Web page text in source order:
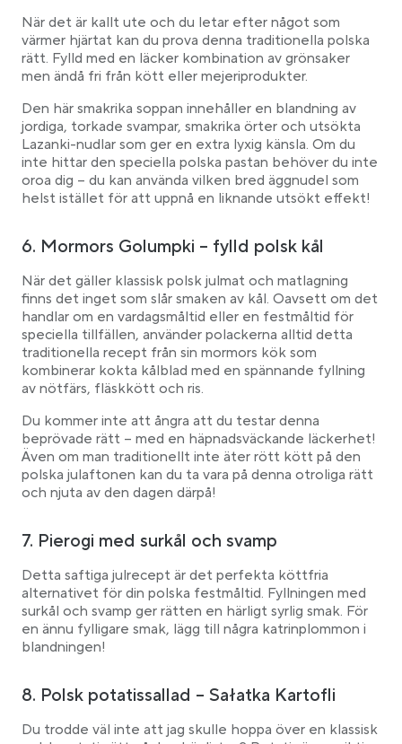
När det är kallt ute och du letar efter något som
värmer hjärtat kan du prova denna traditionella polska
rätt. Fylld med en läcker kombination av grönsaker
men ändå fri från kött eller mejeriprodukter.
Den här smakrika soppan innehåller en blandning av
jordiga, torkade svampar, smakrika örter och utsökta
Lazanki-nudlar som ger en extra lyxig känsla. Om du
inte hittar den speciella polska pastan behöver du inte
oroa dig – du kan använda vilken bred äggnudel som
helst istället för att uppnå en liknande utsökt effekt!
6. Mormors Golumpki – fylld polsk kål
När det gäller klassisk polsk julmat och matlagning
finns det inget som slår smaken av kål. Oavsett om det
handlar om en vardagsmåltid eller en festmåltid för
speciella tillfällen, använder polackerna alltid detta
traditionella recept från sin mormors kök som
kombinerar kokta kålblad med en spännande fyllning
av nötfärs, fläskkött och ris.
Du kommer inte att ångra att du testar denna
beprövade rätt – med en häpnadsväckande läckerhet!
Även om man traditionellt inte äter rött kött på den
polska julaftonen kan du ta vara på denna otroliga rätt
och njuta av den dagen därpå!
7. Pierogi med surkål och svamp
Detta saftiga julrecept är det perfekta köttfria
alternativet för din polska festmåltid. Fyllningen med
surkål och svamp ger rätten en härligt syrlig smak. För
en ännu fylligare smak, lägg till några katrinplommon i
blandningen!
8. Polsk potatissallad – Sałatka Kartofli
Du trodde väl inte att jag skulle hoppa över en klassisk